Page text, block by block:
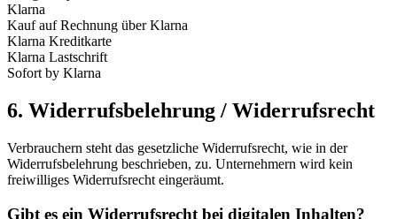
Klarna
Kauf auf Rechnung über Klarna
Klarna Kreditkarte
Klarna Lastschrift
Sofort by Klarna
6. Widerrufsbelehrung / Widerrufsrecht
Verbrauchern steht das gesetzliche Widerrufsrecht, wie in der
Widerrufsbelehrung beschrieben, zu. Unternehmern wird kein
freiwilliges Widerrufsrecht eingeräumt.
Gibt es ein Widerrufsrecht bei digitalen Inhalten?